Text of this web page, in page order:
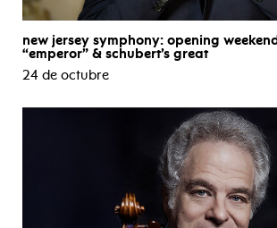
new jersey symphony: opening
“emperor” & schubert’s great
24 de octubre